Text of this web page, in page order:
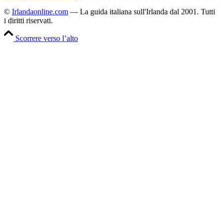
© Irlandaonline.com — La guida italiana sull'Irlanda dal 2001. Tutti
i diritti riservati.
Scorrere verso l’alto